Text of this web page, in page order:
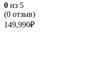
0 из 5
(0 отзыв)
149,990₽